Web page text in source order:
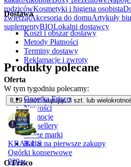
rodzicówKosmetyki i higiena osobista
zwierzątAkcesoria do domuArtykuły
suplementyBIOLokalni dostawcy
Produkty polecane
W tym tygodniu polecamy:
8,29 zł/szt. kupując3 szt. lub
KRAKUS
Ogórki konserwowe
920 g
Dostawa
Koszt i obszar dostawy
Metody Płatności
Terminy dostawy
Reklamacje i zwroty
Oferta
Gazetka Frisco
Nowości
Promocje
Bestsellery
Nasze marki
Rabat na pierwsze zakupy
O Frisco